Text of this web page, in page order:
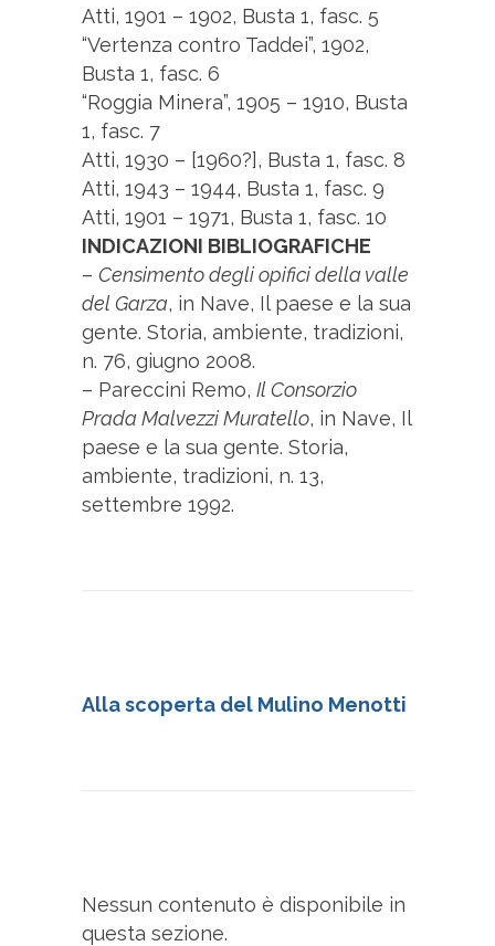
Atti, 1901 – 1902, Busta 1, fasc. 5
“Vertenza contro Taddei”, 1902,
Busta 1, fasc. 6
“Roggia Minera”, 1905 – 1910, Busta
1, fasc. 7
Atti, 1930 – [1960?], Busta 1, fasc. 8
Atti, 1943 – 1944, Busta 1, fasc. 9
Atti, 1901 – 1971, Busta 1, fasc. 10
INDICAZIONI BIBLIOGRAFICHE
– Censimento degli opifici della valle
del Garza, in Nave, Il paese e la sua
gente. Storia, ambiente, tradizioni,
n. 76, giugno 2008.
– Pareccini Remo, Il Consorzio
Prada Malvezzi Muratello, in Nave, Il
paese e la sua gente. Storia,
ambiente, tradizioni, n. 13,
settembre 1992.
Alla scoperta del Mulino Menotti
Nessun contenuto è disponibile in
questa sezione.